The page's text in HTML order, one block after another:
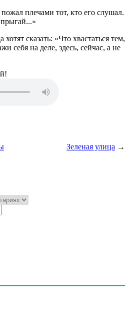
плечами тот, кто его слушал.
прыгай...»
сказать: «Что хвастаться тем,
себя на деле, здесь, сейчас, а не
Зеленая улица →